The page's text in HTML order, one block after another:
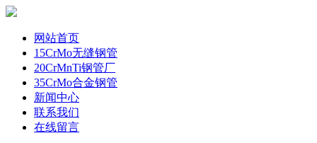
网站首页
15CrMo无缝钢管
20CrMnTi钢管厂
35CrMo合金钢管
新闻中心
联系我们
在线留言